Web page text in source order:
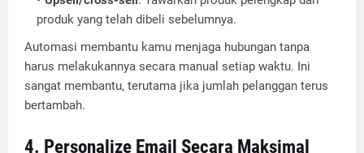
produk yang telah dibeli sebelumnya.
Automasi membantu kamu menjaga hubungan tanpa
harus melakukannya secara manual setiap waktu. Ini
sangat membantu, terutama jika jumlah pelanggan terus
bertambah.
4. Personalize Email Secara Maksimal